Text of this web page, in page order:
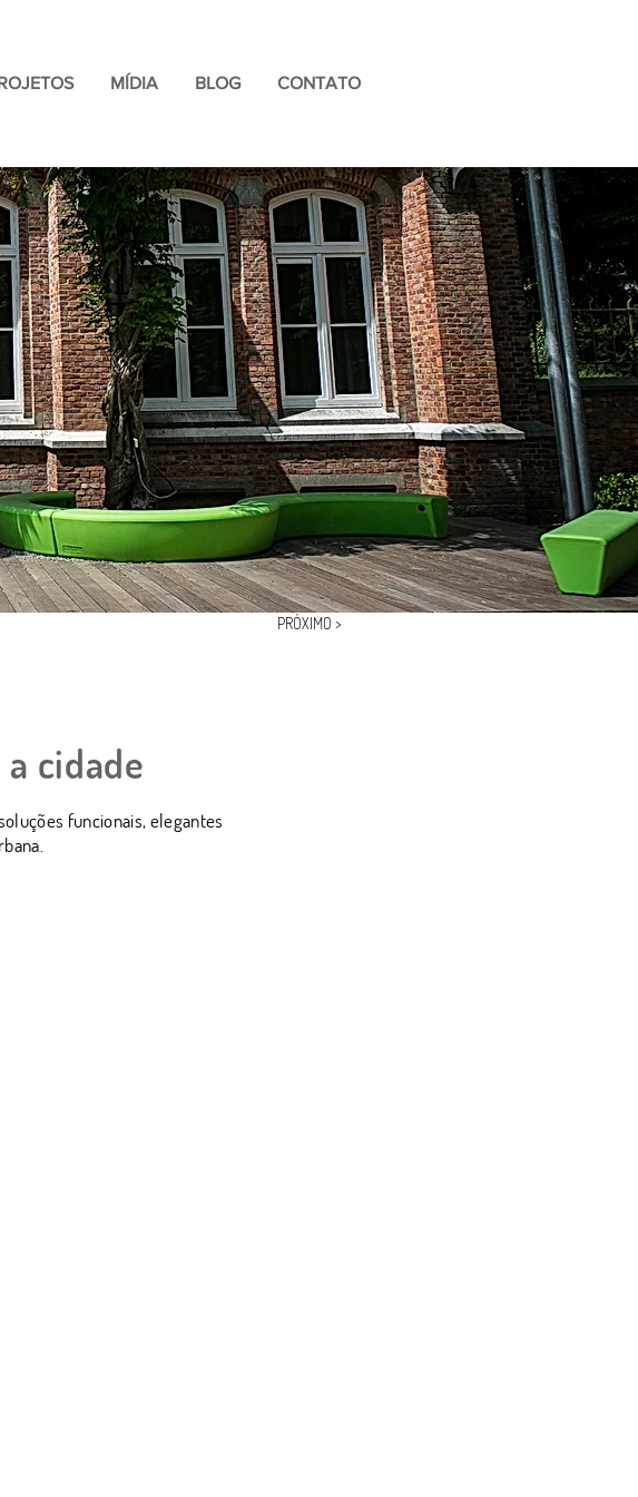
MÍDIA BLOG CONTATO
cidade
funcionais, elegantes
PRÓXIMO >